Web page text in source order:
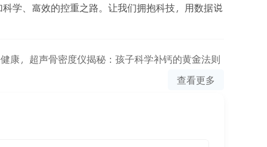
学、高效的控重之路。让我们拥抱科技，用数据说
康，超声骨密度仪揭秘：孩子科学补钙的黄金法则
查看更多